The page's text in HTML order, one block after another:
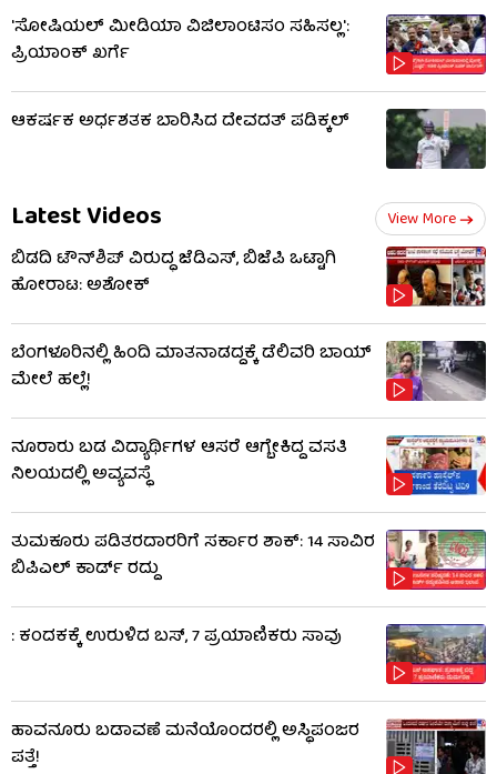
'ಸೋಷಿಯಲ್ ಮೀಡಿಯಾ ವಿಜಿಲಾಂಟಿಸಂ ಸಹಿಸಲ್ಲ':
ಪ್ರಿಯಾಂಕ್ ಖರ್ಗೆ
ಆಕರ್ಷಕ ಅರ್ಧಶತಕ ಬಾರಿಸಿದ ದೇವದತ್ ಪಡಿಕ್ಕಲ್
Latest Videos View More
ಬಿಡದಿ ಟೌನ್​ಶಿಪ್ ವಿರುದ್ಧ ಜೆಡಿಎಸ್, ಬಿಜೆಪಿ ಒಟ್ಟಾಗಿ
ಹೋರಾಟ: ಅಶೋಕ್
ಬೆಂಗಳೂರಿನಲ್ಲಿ ಹಿಂದಿ ಮಾತನಾಡದ್ದಕ್ಕೆ ಡೆಲಿವರಿ ಬಾಯ್
ಮೇಲೆ ಹಲ್ಲೆ!
ನೂರಾರು ಬಡ ವಿದ್ಯಾರ್ಥಿಗಳ ಆಸರೆ ಆಗ್ಬೇಕಿದ್ದ ವಸತಿ
ನಿಲಯದಲ್ಲಿ ಅವ್ಯವಸ್ಥೆ
ತುಮಕೂರು ಪಡಿತರದಾರರಿಗೆ ಸರ್ಕಾರ ಶಾಕ್: 14 ಸಾವಿರ
ಬಿಪಿಎಲ್ ಕಾರ್ಡ್ ರದ್ದು
: ಕಂದಕಕ್ಕೆ ಉರುಳಿದ ಬಸ್, 7 ಪ್ರಯಾಣಿಕರು ಸಾವು
ಹಾವನೂರು ಬಡಾವಣೆ ಮನೆಯೊಂದರಲ್ಲಿ ಅಸ್ಥಿಪಂಜರ
ಪತ್ತೆ!